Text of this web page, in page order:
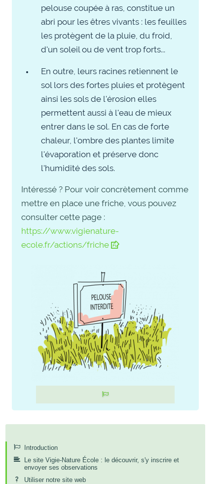
pelouse coupée à ras, constitue un
abri pour les êtres vivants : les feuilles
les protègent de la pluie, du froid,
d'un soleil ou de vent trop forts...
En outre, leurs racines retiennent le
sol lors des fortes pluies et protègent
ainsi les sols de l'érosion elles
permettent aussi à l'eau de mieux
entrer dans le sol. En cas de forte
chaleur, l'ombre des plantes limite
l'évaporation et préserve donc
l'humidité des sols.
Intéressé ? Pour voir concrètement comme
mettre en place une friche, vous pouvez
consulter cette page :
https://www.vigienature-
ecole.fr/actions/friche
Informations
Introduction
Le site Vigie-Nature École : le découvrir, s'y inscrire et
envoyer ses observations
Utiliser notre site web